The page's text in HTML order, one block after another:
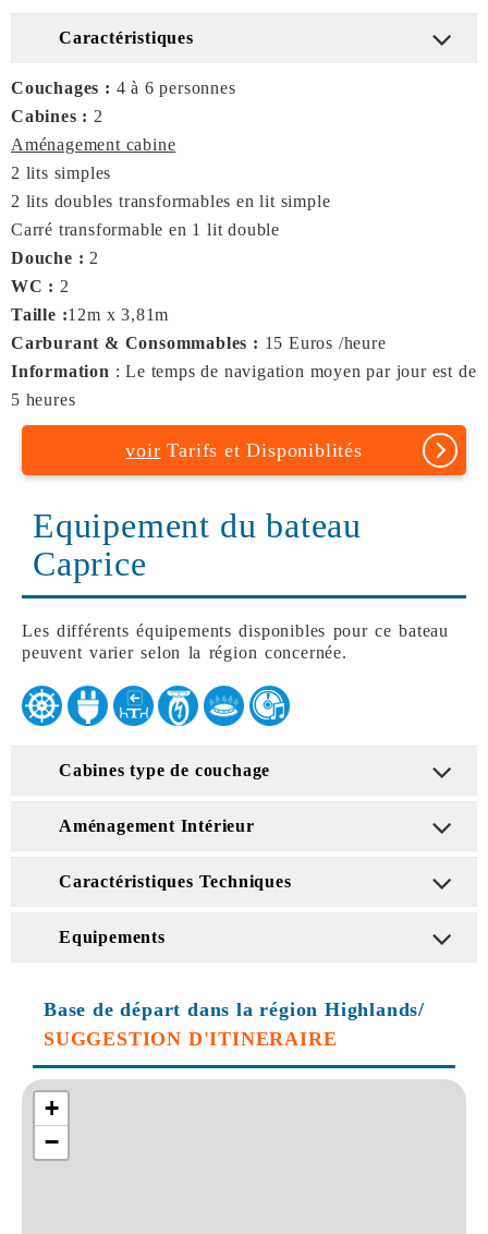
Caractéristiques
Couchages : 4 à 6 personnes
Cabines : 2
Aménagement cabine
2 lits simples
2 lits doubles transformables en lit simple
Carré transformable en 1 lit double
Douche : 2
WC : 2
Taille :12m x 3,81m
Carburant & Consommables : 15 Euros /heure
Information : Le temps de navigation moyen par jour est de
5 heures
voir Tarifs et Disponiblités
Equipement du bateau
Caprice
Les différents équipements disponibles pour ce bateau
peuvent varier selon la région concernée.
Cabines type de couchage
Aménagement Intérieur
Caractéristiques Techniques
Equipements
Base de départ dans la région Highlands/
SUGGESTION D'ITINERAIRE